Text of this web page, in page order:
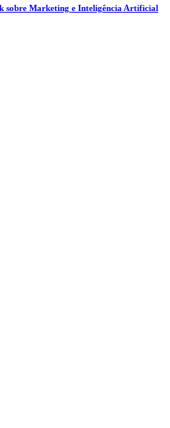
sobre Marketing e Inteligência Artificial